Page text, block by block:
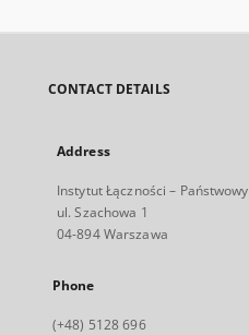
CONTACT DETAILS
Address
Instytut Łączności –
ul. Szachowa 1
04-894 Warszawa
Phone
(+48) 5128 696